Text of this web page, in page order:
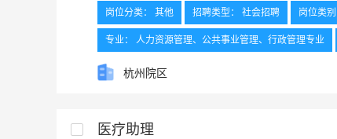
岗位分类： 其他 招聘类型： 社会招聘 岗位类
专业： 人力资源管理、公共事业管理、行政管理专业
其他要求： 相关工作经验者优先。
杭州院区
医疗助理